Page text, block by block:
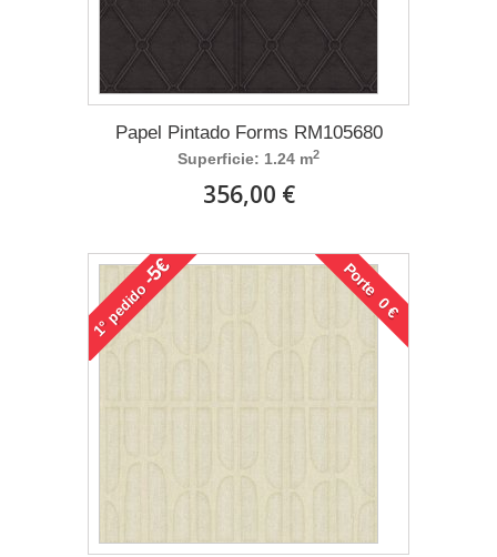
Papel Pintado Forms RM105680
Superficie: 1.24 m2
356,00 €
1°
pedido
-5€ Porte 0 €